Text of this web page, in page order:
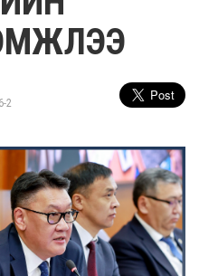
2